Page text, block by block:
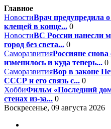
Главное
НовостиВрач предупредила
клещей в конце... 0
НовостиВС России нанесли
город без света... 0
СаморазвитияРоссияне
изменилось и куда теперь... 0
СаморазвитияВор в законе
СССР и его связь с... 0
ХоббиФильм «Последний
стенах из-за... 0
Воскресенье, 09 августа 2026